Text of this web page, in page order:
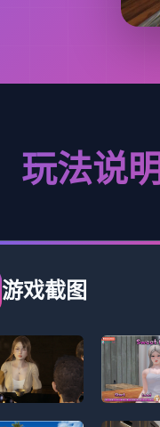
玩法说明
游戏截图